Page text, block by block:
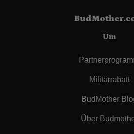
Um
Militärrabatt
BudMother
Über